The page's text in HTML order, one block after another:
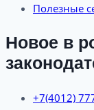
Полезные
Новое в
+7(4012)